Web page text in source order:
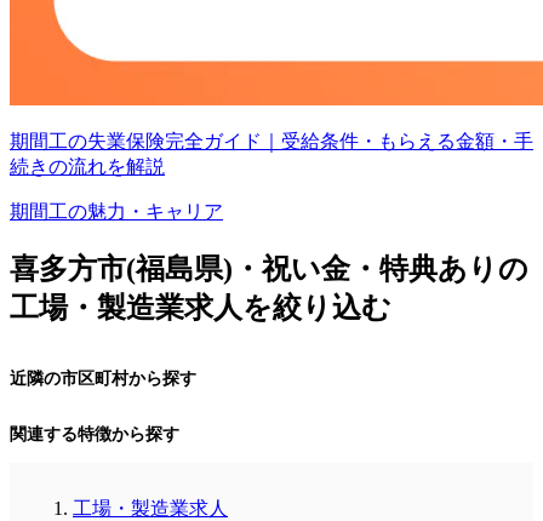
期間工の失業保険完全ガイド｜受給条件・もらえる金額・手
続きの流れを解説
期間工の魅力・キャリア
喜多方市(福島県)・祝い金・特典ありの
工場・製造業求人を絞り込む
近隣の市区町村から探す
関連する特徴から探す
工場・製造業求人